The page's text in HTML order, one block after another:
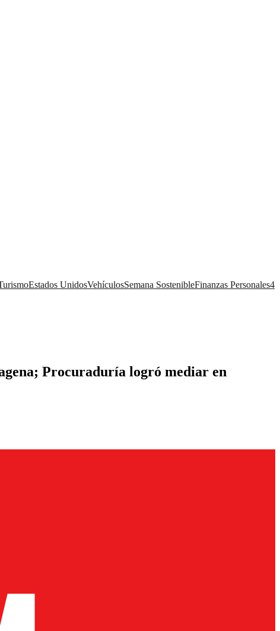
Estados UnidosVehículosSemana SostenibleFinanzas Personales4
Procuraduría logró mediar en